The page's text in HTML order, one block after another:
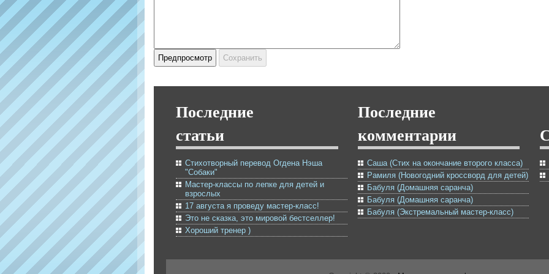
Последние
статьи
Стихотворный перевод Огдена Нэша
"Собаки"
Мастер-классы по лепке для детей и
взрослых
17 августа я проведу мастер-класс!
Это не сказка, это мировой бестселлер!
Хороший тренер )
Последние
комментарии
Саша (Стих на окончание второго класса)
Рамиля (Новогодний кроссворд для детей)
Бабуля (Домашняя саранча)
Бабуля (Домашняя саранча)
Бабуля (Экстремальный мастер-класс)